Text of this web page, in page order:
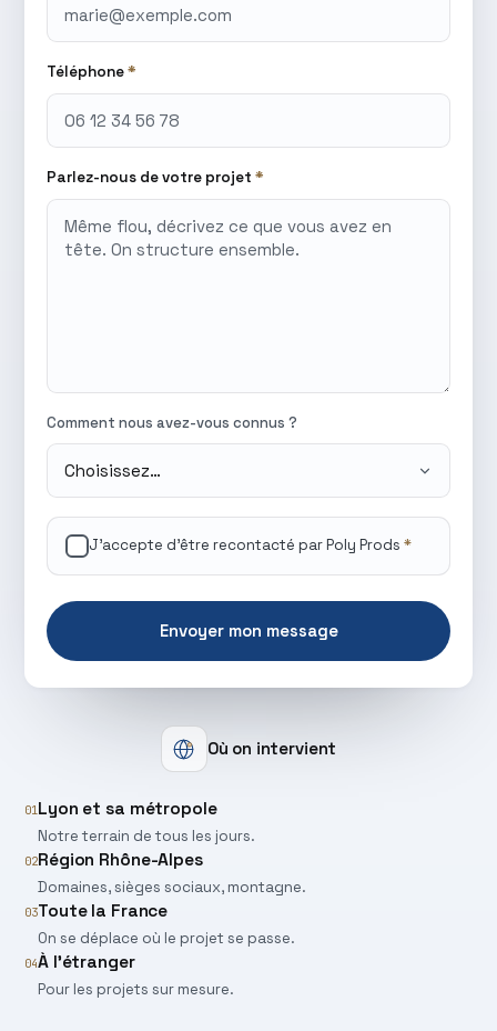
Où on intervient
01Lyon et sa métropole
Notre terrain de tous les jours.
02Région Rhône-Alpes
Domaines, sièges sociaux, montagne.
03Toute la France
On se déplace où le projet se passe.
04À l'étranger
Pour les projets sur mesure.
Téléphone*
Parlez-nous de votre projet *
Comment nous avez-vous connus ?
J'accepte d'être recontacté par Poly Prods *